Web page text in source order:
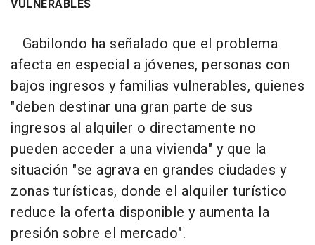
VULNERABLES
Gabilondo ha señalado que el problema
afecta en especial a jóvenes, personas con
bajos ingresos y familias vulnerables, quienes
"deben destinar una gran parte de sus
ingresos al alquiler o directamente no
pueden acceder a una vivienda" y que la
situación "se agrava en grandes ciudades y
zonas turísticas, donde el alquiler turístico
reduce la oferta disponible y aumenta la
presión sobre el mercado".